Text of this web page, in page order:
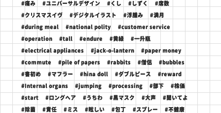
#痛み #ユニバーサルデザイン #くし #しずく #席数
#クリスマスイヴ #デジタルイラスト #浮腫み #満月
#during meal #national polity #customer service
#operation #tall #endure #黄緑 #一升瓶
#electrical appliances #jack-o-lantern #paper money
#commute #pile of papers #rabbits #僧侶 #bubbles
#書初め #マフラー #hina doll #ダブルピース #reward
#Internal organs #jumping #processing #部下 #株価
#start #ロングヘア #うちわ #黒マスク #大声 #聞いてよ
#除菌 #責任 #ミス #眩しい #包丁 #スプレー #不健康